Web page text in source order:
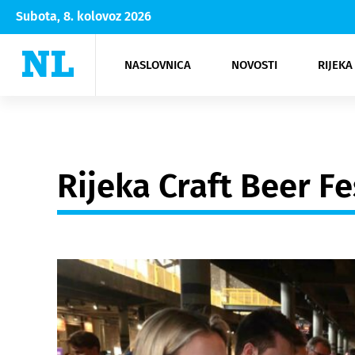
Subota, 8. kolovoz 2026
NASLOVNICA NOVOSTI
Rijeka Opatija
NK
Moda
Kultura
Rijeka Craft Beer